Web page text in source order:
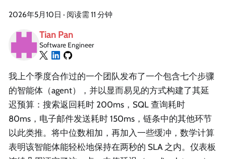
2026年5月10日 · 阅读需 11 分钟
Tian Pan
Software Engineer
我上个季度合作过的一个团队发布了一个包含七个步骤
的智能体（agent），并以显而易见的方式构建了其延
迟预算：搜索返回耗时 200ms，SQL 查询耗时
80ms，电子邮件发送耗时 150ms，链条中的其他环节
以此类推。将中位数相加，再加入一些缓冲，数学计算
表明该智能体能轻松地保持在两秒的 SLA 之内。仪表板